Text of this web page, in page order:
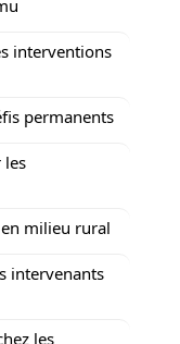
interventions
permanents
les
milieu rural
intervenants
les